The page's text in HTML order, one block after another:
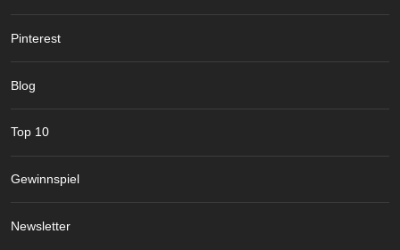
Pinterest
Blog
Top 10
Gewinnspiel
Newsletter